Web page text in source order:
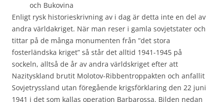
och Bukovina
Enligt rysk historieskrivning av i dag är detta inte en del av
andra världakriget. När man reser i gamla sovjetstater och
tittar på de många monumenten från ”det stora
fosterländska kriget” så står det alltid 1941-1945 på
sockeln, alltså de år av andra världskriget efter att
Nazityskland brutit Molotov-Ribbentroppakten och anfallit
Sovjetryssland utan föregående krigsförklaring den 22 juni
1941 i det som kallas operation Barbarossa. Bilden nedan